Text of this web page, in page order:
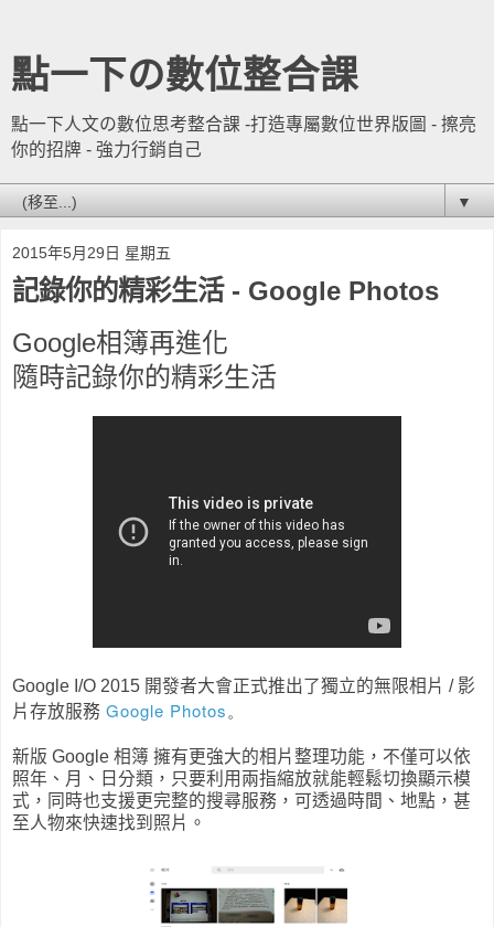
點一下の數位整合課
點一下人文の數位思考整合課 -打造專屬數位世界版圖 - 擦亮
你的招牌 - 強力行銷自己
▼
2015年5月29日 星期五
記錄你的精彩生活 - Google Photos
Google相簿再進化
隨時記錄你的精彩生活
Google I/O 2015 開發者大會正式推出了獨立的無限相片 / 影
片存放服務 Google Photos。
新版 Google 相簿 擁有更強大的相片整理功能，不僅可以依
照年、月、日分類，只要利用兩指縮放就能輕鬆切換顯示模
式，同時也支援更完整的搜尋服務，可透過時間、地點，甚
至人物來快速找到照片。